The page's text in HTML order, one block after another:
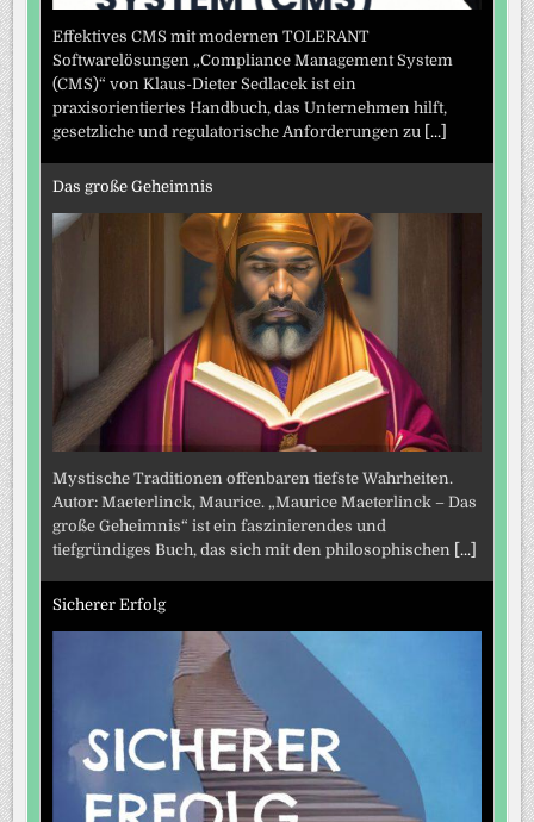
Effektives CMS mit modernen TOLERANT
Softwarelösungen „Compliance Management System
(CMS)“ von Klaus-Dieter Sedlacek ist ein
praxisorientiertes Handbuch, das Unternehmen hilft,
gesetzliche und regulatorische Anforderungen zu [...]
Das große Geheimnis
Mystische Traditionen offenbaren tiefste Wahrheiten.
Autor: Maeterlinck, Maurice. „Maurice Maeterlinck – Das
große Geheimnis“ ist ein faszinierendes und
tiefgründiges Buch, das sich mit den philosophischen [...]
Sicherer Erfolg